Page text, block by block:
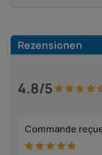
Rezensionen
4.8/5
Commande